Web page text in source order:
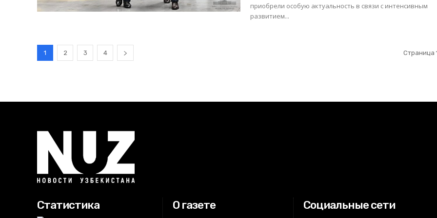
приобрели особую актуальность в связи с интенсивным
развитием...
1 2 3 4 Страница
Статистика О газете Социальные сети